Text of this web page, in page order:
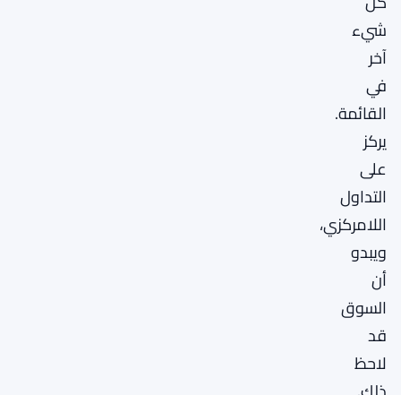
شيء
آخر
في
القائمة.
يركز
على
التداول
اللامركزي،
ويبدو
أن
السوق
قد
لاحظ